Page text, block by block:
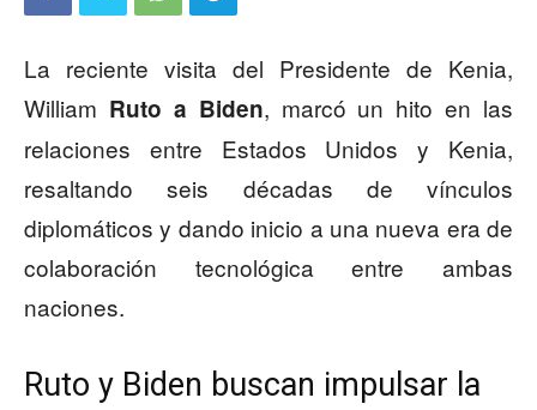
La reciente visita del Presidente de Kenia,
William Ruto a Biden, marcó un hito en las
relaciones entre Estados Unidos y Kenia,
resaltando seis décadas de vínculos
diplomáticos y dando inicio a una nueva era de
colaboración tecnológica entre ambas
naciones.
Ruto y Biden buscan impulsar la